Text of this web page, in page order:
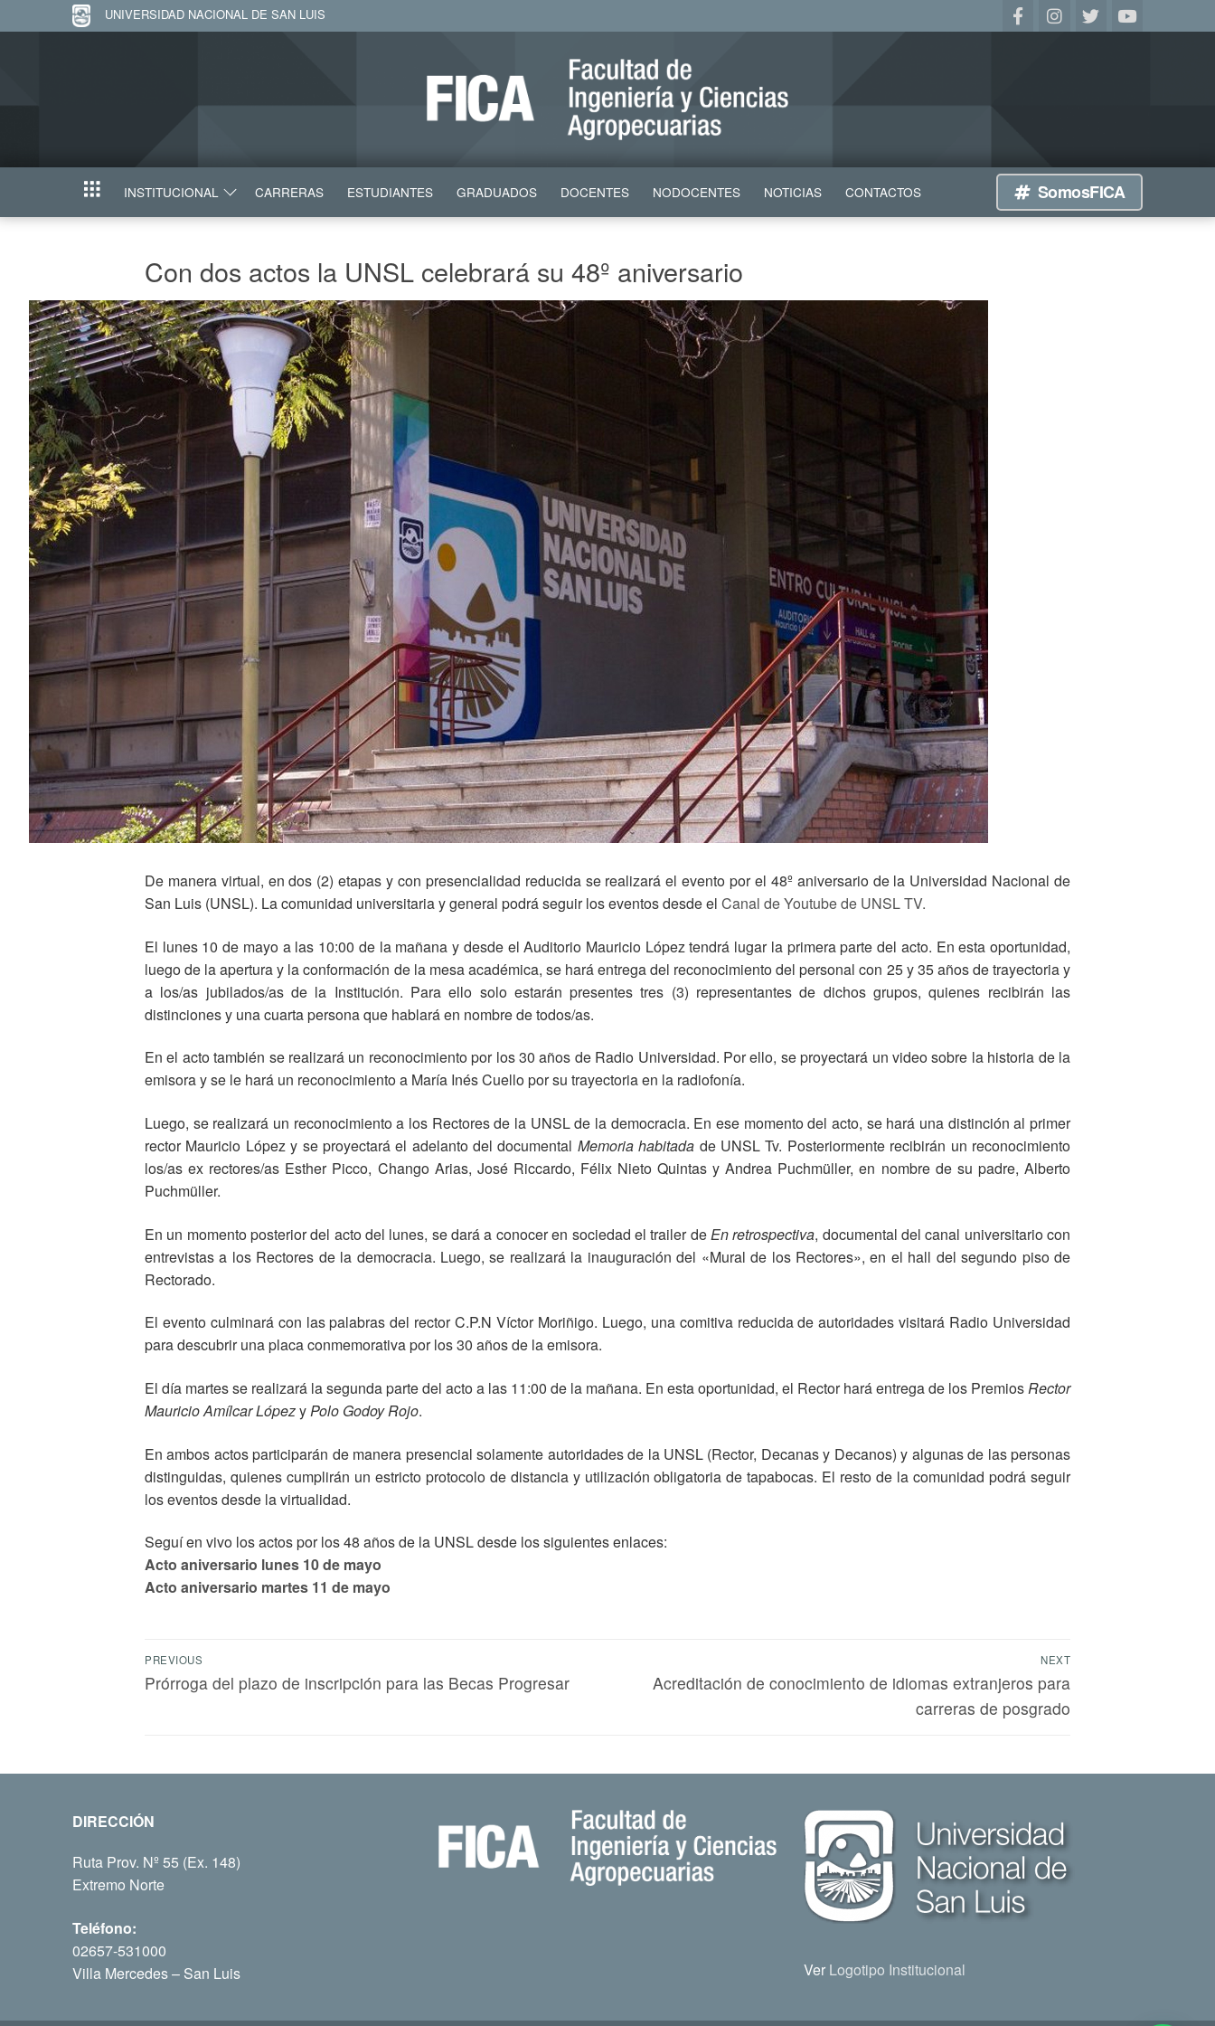
UNIVERSIDAD NACIONAL DE SAN LUIS
INICIO INSTITUCIONAL CARRERAS ESTUDIANTES GRADUADOS DOCENTES NODOCENTES NOTICIAS CONTACTOS SomosFICA
Con dos actos la UNSL celebrará su 48º aniversario
De manera virtual, en dos (2) etapas y con presencialidad reducida se realizará el evento por el 48º aniversario de la Universidad Nacional de
San Luis (UNSL). La comunidad universitaria y general podrá seguir los eventos desde el Canal de Youtube de UNSL TV.
El lunes 10 de mayo a las 10:00 de la mañana y desde el Auditorio Mauricio López tendrá lugar la primera parte del acto. En esta oportunidad,
luego de la apertura y la conformación de la mesa académica, se hará entrega del reconocimiento del personal con 25 y 35 años de trayectoria y
a los/as jubilados/as de la Institución. Para ello solo estarán presentes tres (3) representantes de dichos grupos, quienes recibirán las
distinciones y una cuarta persona que hablará en nombre de todos/as.
En el acto también se realizará un reconocimiento por los 30 años de Radio Universidad. Por ello, se proyectará un video sobre la historia de la
emisora y se le hará un reconocimiento a María Inés Cuello por su trayectoria en la radiofonía.
Luego, se realizará un reconocimiento a los Rectores de la UNSL de la democracia. En ese momento del acto, se hará una distinción al primer
rector Mauricio López y se proyectará el adelanto del documental Memoria habitada de UNSL Tv. Posteriormente recibirán un reconocimiento
los/as ex rectores/as Esther Picco, Chango Arias, José Riccardo, Félix Nieto Quintas y Andrea Puchmüller, en nombre de su padre, Alberto
Puchmüller.
En un momento posterior del acto del lunes, se dará a conocer en sociedad el trailer deEn retrospectiva, documental del canal universitario con
entrevistas a los Rectores de la democracia. Luego, se realizará la inauguración del «Mural de los Rectores», en el hall del segundo piso de
Rectorado.
El evento culminará con las palabras del rector C.P.N Víctor Moriñigo. Luego, una comitiva reducida de autoridades visitará Radio Universidad
para descubrir una placa conmemorativa por los 30 años de la emisora.
El día martes se realizará la segunda parte del acto a las 11:00 de la mañana. En esta oportunidad, el Rector hará entrega de los PremiosRector
Mauricio Amílcar LópezyPolo Godoy Rojo.
En ambos actos participarán de manera presencial solamente autoridades de la UNSL (Rector, Decanas y Decanos) y algunas de las personas
distinguidas, quienes cumplirán un estricto protocolo de distancia y utilización obligatoria de tapabocas. El resto de la comunidad podrá seguir
los eventos desde la virtualidad.
Seguí en vivo los actos por los 48 años de la UNSL desde los siguientes enlaces:
Acto aniversario lunes 10 de mayo
Acto aniversario martes 11 de mayo
PREVIOUS
Prórroga del plazo de inscripción para las Becas Progresar
NEXT
Acreditación de conocimiento de idiomas extranjeros para
carreras de posgrado
DIRECCIÓN
Ruta Prov. Nº 55 (Ex. 148)
Extremo Norte
Teléfono:
02657-531000
Villa Mercedes – San Luis
Ver Logotipo Institucional